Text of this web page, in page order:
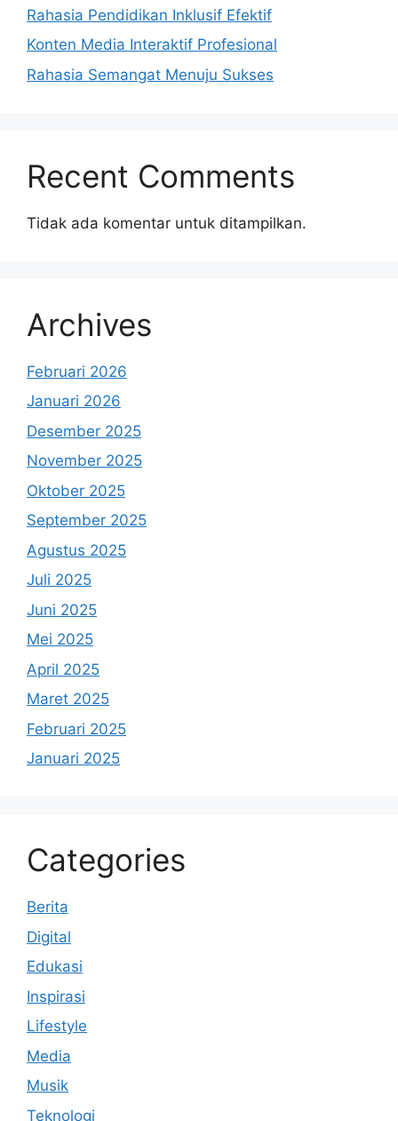
Rahasia Pendidikan Inklusif Efektif
Konten Media Interaktif Profesional
Rahasia Semangat Menuju Sukses
Recent Comments
Tidak ada komentar untuk ditampilkan.
Archives
Februari 2026
Januari 2026
Desember 2025
November 2025
Oktober 2025
September 2025
Agustus 2025
Juli 2025
Juni 2025
Mei 2025
April 2025
Maret 2025
Februari 2025
Januari 2025
Categories
Berita
Digital
Edukasi
Inspirasi
Lifestyle
Media
Musik
Teknologi